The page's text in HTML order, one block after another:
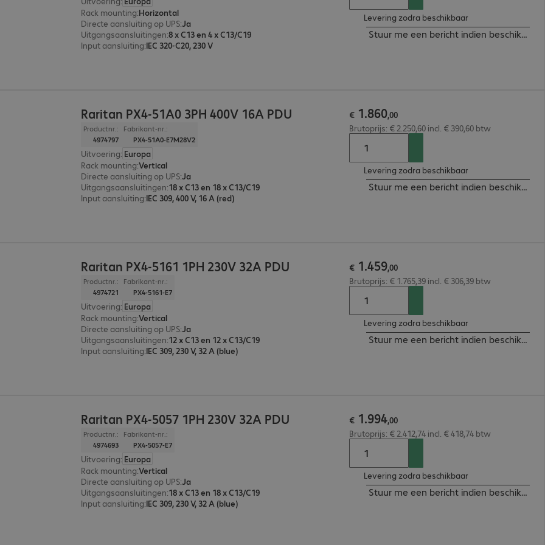
Rack mounting:Horizontal
Directe aansluiting op UPS:Ja
Uitgangsaansluitingen:8 x C13 en 4 x C13/C19
Input aansluiting:IEC 320-C20, 230 V
Levering zodra beschikbaar
Stuur me een bericht indien beschikbaar
Raritan PX4-51A0 3PH 400V 16A PDU
Productnr.:
4974797
Fabrikant-nr.:
PX4-51A0-E7M28V2
Uitvoering: Europa
Rack mounting:Vertical
Directe aansluiting op UPS:Ja
Uitgangsaansluitingen:18 x C13 en 18 x C13/C19
Input aansluiting:IEC 309, 400 V, 16 A (red)
€ 1.860,00
Brutoprijs: € 2.250,60 incl. € 390,60 btw
Levering zodra beschikbaar
Stuur me een bericht indien beschikbaar
Raritan PX4-5161 1PH 230V 32A PDU
Productnr.:
4974721
Fabrikant-nr.:
PX4-5161-E7
Uitvoering: Europa
Rack mounting:Vertical
Directe aansluiting op UPS:Ja
Uitgangsaansluitingen:12 x C13 en 12 x C13/C19
Input aansluiting:IEC 309, 230 V, 32 A (blue)
€ 1.459,00
Brutoprijs: € 1.765,39 incl. € 306,39 btw
Levering zodra beschikbaar
Stuur me een bericht indien beschikbaar
Raritan PX4-5057 1PH 230V 32A PDU
Productnr.:
4974693
Fabrikant-nr.:
PX4-5057-E7
Uitvoering: Europa
Rack mounting:Vertical
Directe aansluiting op UPS:Ja
Uitgangsaansluitingen:18 x C13 en 18 x C13/C19
Input aansluiting:IEC 309, 230 V, 32 A (blue)
€ 1.994,00
Brutoprijs: € 2.412,74 incl. € 418,74 btw
Levering zodra beschikbaar
Stuur me een bericht indien beschikbaar